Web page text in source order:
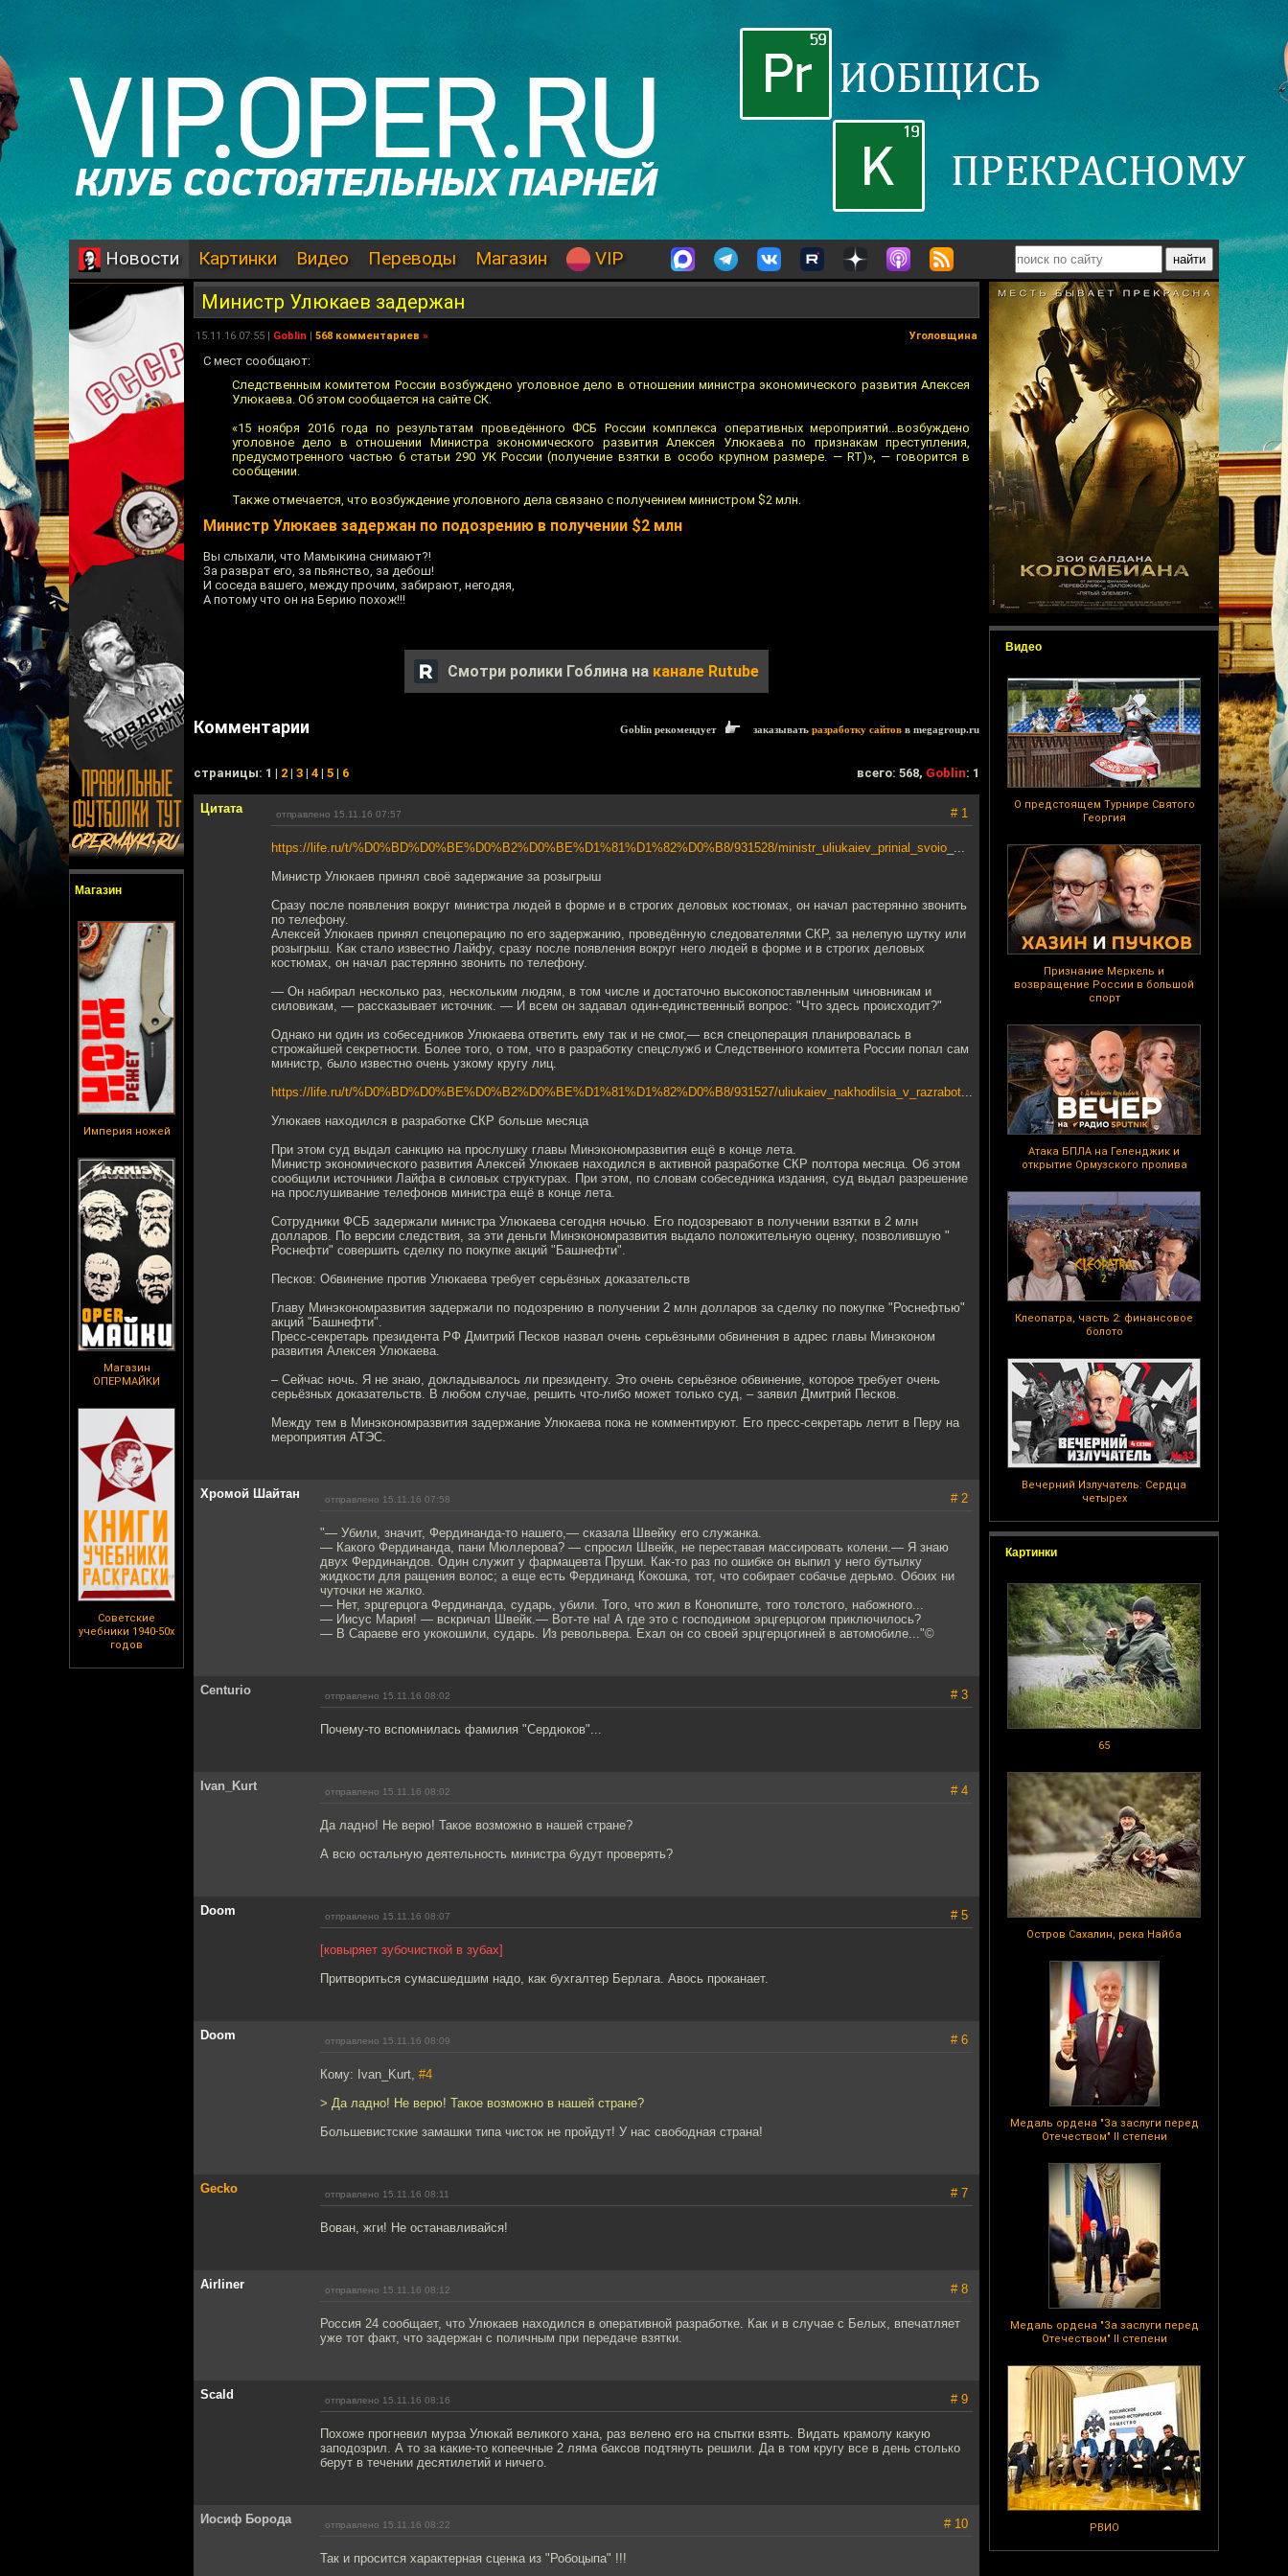
Новости Картинки Видео Переводы Магазин VIP
Магазин
Империя ножей
Магазин
ОПЕРМАЙКИ
Советские
учебники 1940-50х
годов
Видео
О предстоящем Турнире Святого
Георгия
Признание Меркель и
возвращение России в большой
спорт
Атака БПЛА на Геленджик и
открытие Ормузского пролива
Клеопатра, часть 2: финансовое
болото
Вечерний Излучатель: Сердца
четырех
Картинки
65
Остров Сахалин, река Найба
Медаль ордена "За заслуги перед
Отечеством" II степени
Медаль ордена "За заслуги перед
Отечеством" II степени
РВИО
Министр Улюкаев задержан
15.11.16 07:55 | Goblin | 568 комментариев » Уголовщина
С мест сообщают:
Следственным комитетом России возбуждено уголовное дело в отношении министра экономического развития Алексея
Улюкаева. Об этом сообщается на сайте СК.
«15 ноября 2016 года по результатам проведённого ФСБ России комплекса оперативных мероприятий...возбуждено
уголовное дело в отношении Министра экономического развития Алексея Улюкаева по признакам преступления,
предусмотренного частью 6 статьи 290 УК России (получение взятки в особо крупном размере. — RT)», — говорится в
сообщении.
Также отмечается, что возбуждение уголовного дела связано с получением министром $2 млн.
Министр Улюкаев задержан по подозрению в получении $2 млн
Вы слыхали, что Мамыкина снимают?!
За разврат его, за пьянство, за дебош!
И соседа вашего, между прочим, забирают, негодяя,
А потому что он на Берию похож!!!
Смотри ролики Гоблина на канале Rutube
Комментарии Goblin рекомендует заказывать разработку сайтов в megagroup.ru
cтраницы: 1 | 2 | 3 | 4 | 5 | 6 всего: 568, Goblin: 1
Цитата отправлено 15.11.16 07:57 # 1
https://life.ru/t/%D0%BD%D0%BE%D0%B2%D0%BE%D1%81%D1%82%D0%B8/931528/ministr_uliukaiev_prinial_svoio _...
Министр Улюкаев принял своё задержание за розыгрыш
Сразу после появления вокруг министра людей в форме и в строгих деловых костюмах, он начал растерянно звонить
по телефону.
Алексей Улюкаев принял спецоперацию по его задержанию, проведённую следователями СКР, за нелепую шутку или
розыгрыш. Как стало известно Лайфу, сразу после появления вокруг него людей в форме и в строгих деловых
костюмах, он начал растерянно звонить по телефону.
— Он набирал несколько раз, нескольким людям, в том числе и достаточно высокопоставленным чиновникам и
силовикам, — рассказывает источник. — И всем он задавал один-единственный вопрос: "Что здесь происходит?"
Однако ни один из собеседников Улюкаева ответить ему так и не смог,— вся спецоперация планировалась в
строжайшей секретности. Более того, о том, что в разработку спецслужб и Следственного комитета России попал сам
министр, было известно очень узкому кругу лиц.
https://life.ru/t/%D0%BD%D0%BE%D0%B2%D0%BE%D1%81%D1%82%D0%B8/931527/uliukaiev_nakhodilsia_v_razrabot...
Улюкаев находился в разработке СКР больше месяца
При этом суд выдал санкцию на прослушку главы Минэкономразвития ещё в конце лета.
Министр экономического развития Алексей Улюкаев находился в активной разработке СКР полтора месяца. Об этом
сообщили источники Лайфа в силовых структурах. При этом, по словам собеседника издания, суд выдал разрешение
на прослушивание телефонов министра ещё в конце лета.
Сотрудники ФСБ задержали министра Улюкаева сегодня ночью. Его подозревают в получении взятки в 2 млн
долларов. По версии следствия, за эти деньги Минэкономразвития выдало положительную оценку, позволившую "
Роснефти" совершить сделку по покупке акций "Башнефти".
Песков: Обвинение против Улюкаева требует серьёзных доказательств
Главу Минэкономразвития задержали по подозрению в получении 2 млн долларов за сделку по покупке "Роснефтью"
акций "Башнефти".
Пресс-секретарь президента РФ Дмитрий Песков назвал очень серьёзными обвинения в адрес главы Минэконом
развития Алексея Улюкаева.
– Сейчас ночь. Я не знаю, докладывалось ли президенту. Это очень серьёзное обвинение, которое требует очень
серьёзных доказательств. В любом случае, решить что-либо может только суд, – заявил Дмитрий Песков.
Между тем в Минэкономразвития задержание Улюкаева пока не комментируют. Его пресс-секретарь летит в Перу на
мероприятия АТЭС.
Хромой Шайтан отправлено 15.11.16 07:58 # 2
"— Убили, значит, Фердинанда-то нашего,— сказала Швейку его служанка.
— Какого Фердинанда, пани Мюллерова? — спросил Швейк, не переставая массировать колени.— Я знаю
двух Фердинандов. Один служит у фармацевта Пруши. Как-то раз по ошибке он выпил у него бутылку
жидкости для ращения волос; а еще есть Фердинанд Кокошка, тот, что собирает собачье дерьмо. Обоих ни
чуточки не жалко.
— Нет, эрцгерцога Фердинанда, сударь, убили. Того, что жил в Конопиште, того толстого, набожного...
— Иисус Мария! — вскричал Швейк.— Вот-те на! А где это с господином эрцгерцогом приключилось?
— В Сараеве его укокошили, сударь. Из револьвера. Ехал он со своей эрцгерцогиней в автомобиле..."©
Centurio отправлено 15.11.16 08:02 # 3
Почему-то вспомнилась фамилия "Сердюков"...
Ivan_Kurt отправлено 15.11.16 08:02 # 4
Да ладно! Не верю! Такое возможно в нашей стране?
А всю остальную деятельность министра будут проверять?
Doom отправлено 15.11.16 08:07 # 5
[ковыряет зубочисткой в зубах]
Притвориться сумасшедшим надо, как бухгалтер Берлага. Авось проканает.
Doom отправлено 15.11.16 08:09 # 6
Кому: Ivan_Kurt, #4
> Да ладно! Не верю! Такое возможно в нашей стране?
Большевистские замашки типа чисток не пройдут! У нас свободная страна!
Gecko отправлено 15.11.16 08:11 # 7
Вован, жги! Не останавливайся!
Airliner отправлено 15.11.16 08:12 # 8
Россия 24 сообщает, что Улюкаев находился в оперативной разработке. Как и в случае с Белых, впечатляет
уже тот факт, что задержан с поличным при передаче взятки.
Scald отправлено 15.11.16 08:16 # 9
Похоже прогневил мурза Улюкай великого хана, раз велено его на спытки взять. Видать крамолу какую
заподозрил. А то за какие-то копеечные 2 ляма баксов подтянуть решили. Да в том кругу все в день столько
берут в течении десятилетий и ничего.
Иосиф Борода отправлено 15.11.16 08:22 # 10
Так и просится характерная сценка из "Робоцыпа" !!!